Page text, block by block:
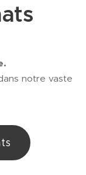
notre vaste